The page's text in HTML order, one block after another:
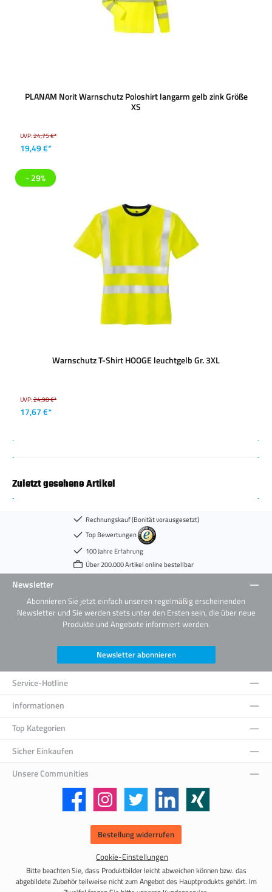
PLANAM Norit Warnschutz Poloshirt langarm gelb zink Größe
XS
UVP:24,75 €*
19,49 €*
- 29%
Warnschutz T-Shirt HOOGE leuchtgelb Gr. 3XL
UVP:24,98 €*
17,67 €*
Zuletzt gesehene Artikel
Rechnungskauf (Bonität vorausgesetzt)
Top Bewertungen
100 Jahre Erfahrung
Über 200.000 Artikel online bestellbar
Newsletter
Abonnieren Sie jetzt einfach unseren regelmäßig erscheinenden
Newsletter und Sie werden stets unter den Ersten sein, die über neue
Produkte und Angebote informiert werden.
Newsletter abonnieren
Service-Hotline
Informationen
Top Kategorien
Sicher Einkaufen
Unsere Communities
Facebook Instagram Twitter LinkedIn Xing
Bestellung widerrufen
Cookie-Einstellungen
Bitte beachten Sie, dass Produktbilder leicht abweichen können bzw. das
abgebildete Zubehör teilweise nicht zum Angebot des Hauptprodukts gehört. Im